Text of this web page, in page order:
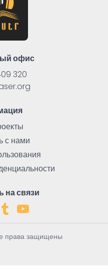
офис
320
с нами
на связи
права защищены